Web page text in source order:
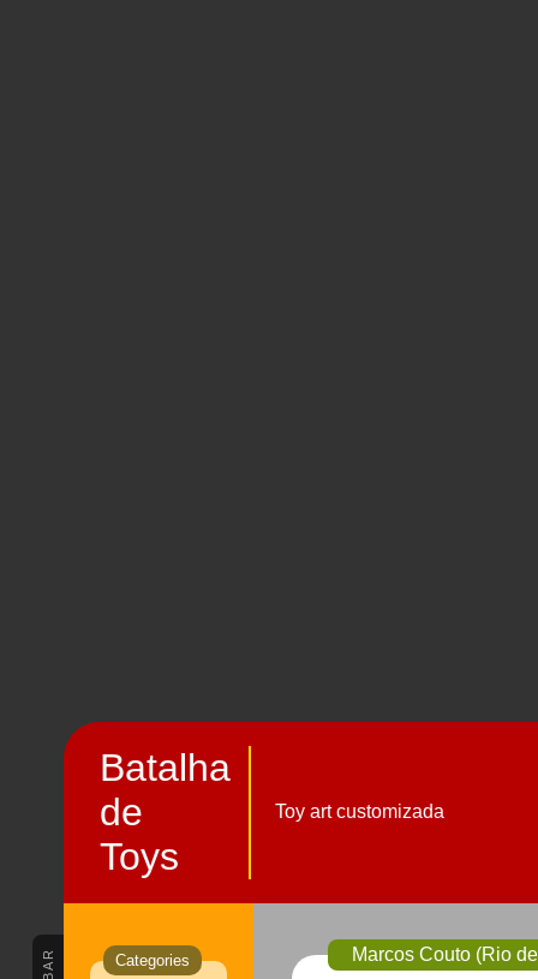
Batalha
de
Toys
Toy art customizada
Categories